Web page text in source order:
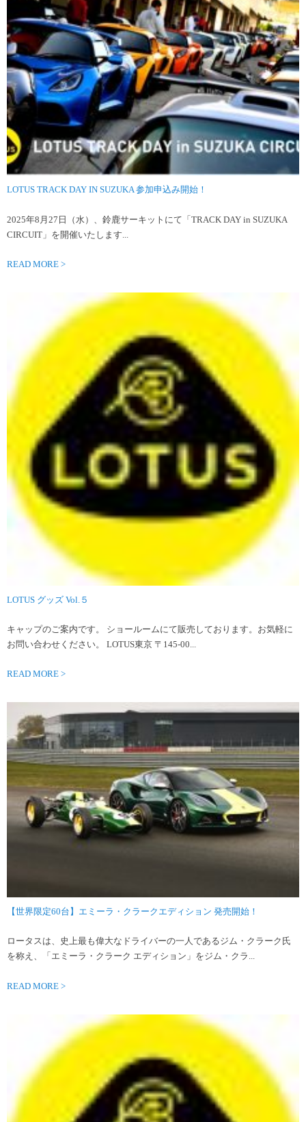
LOTUS TRACK DAY IN SUZUKA 参加申込み開始！
2025年8月27日（水）、鈴鹿サーキットにて「TRACK DAY in SUZUKA
CIRCUIT」を開催いたします...
READ MORE >
LOTUS グッズ Vol.５
キャップのご案内です。 ショールームにて販売しております。お気軽に
お問い合わせください。 LOTUS東京 〒145-00...
READ MORE >
【世界限定60台】エミーラ・クラークエディション 発売開始！
ロータスは、史上最も偉大なドライバーの一人であるジム・クラーク氏
を称え、「エミーラ・クラーク エディション」をジム・クラ...
READ MORE >